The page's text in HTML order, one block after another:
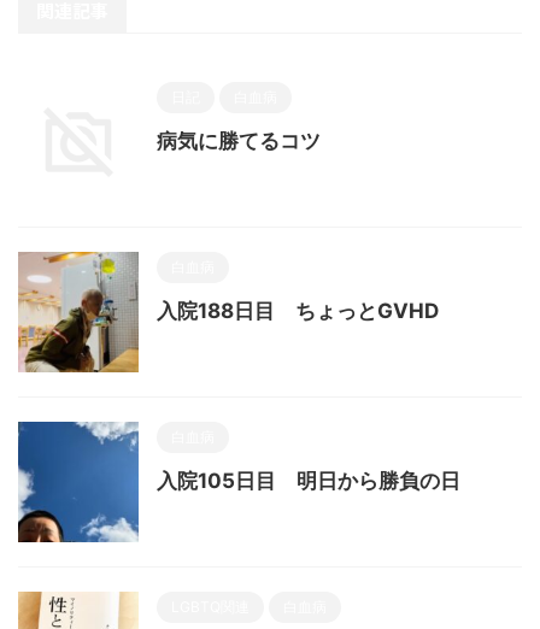
病気に勝てるコツ
入院188日目 ちょっとGVHD
入院105日目 明日から勝負の日